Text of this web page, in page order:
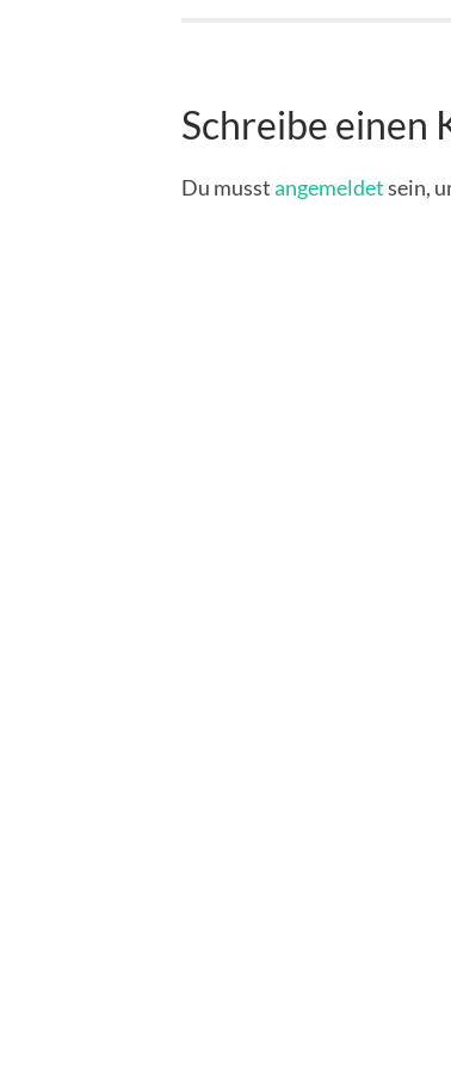
Schreibe einen
Du musstangemeldetsein,